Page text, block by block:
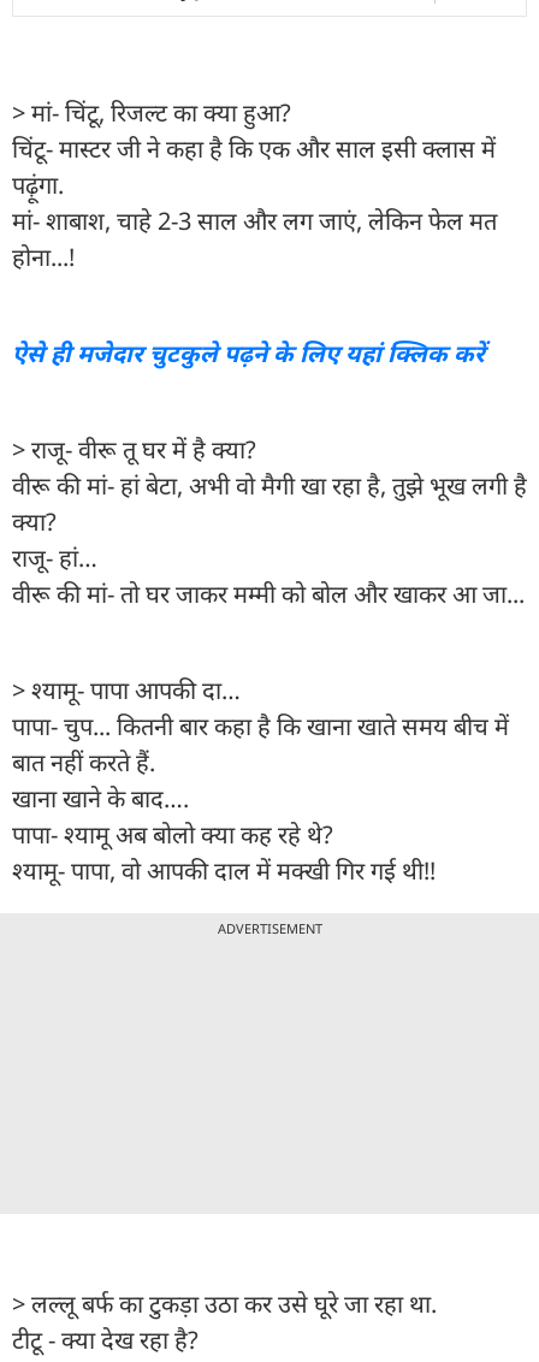
> मां- चिंटू, रिजल्ट का क्या हुआ?
चिंटू- मास्टर जी ने कहा है कि एक और साल इसी क्लास में
पढ़ूंगा.
मां- शाबाश, चाहे 2-3 साल और लग जाएं, लेकिन फेल मत
होना...!
ऐसे ही मजेदार चुटकुले पढ़ने के लिए यहां क्लिक करें
> राजू- वीरू तू घर में है क्या?
वीरू की मां- हां बेटा, अभी वो मैगी खा रहा है, तुझे भूख लगी है
क्या?
राजू- हां…
वीरू की मां- तो घर जाकर मम्मी को बोल और खाकर आ जा...
> श्यामू- पापा आपकी दा…
पापा- चुप... कितनी बार कहा है कि खाना खाते समय बीच में
बात नहीं करते हैं.
खाना खाने के बाद….
पापा- श्यामू अब बोलो क्या कह रहे थे?
श्यामू- पापा, वो आपकी दाल में मक्खी गिर गई थी!!
ADVERTISEMENT
> लल्लू बर्फ का टुकड़ा उठा कर उसे घूरे जा रहा था.
टीटू - क्या देख रहा है?